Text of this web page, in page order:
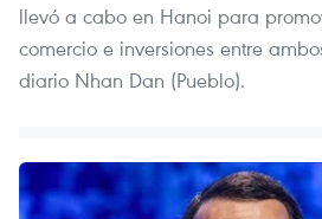
llevó a cabo en Hanoi para
comercio e inversiones entre
diario Nhan Dan (Pueblo).